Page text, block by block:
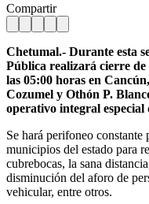
Compartir
Chetumal.- Durante esta
Pública realizará cierre de
las 05:00 horas en
Cozumel y Othón P.
operativo integral especial
Se hará perifoneo
municipios del estado para
cubrebocas, la sana
disminución del aforo de
vehicular, entre otros.